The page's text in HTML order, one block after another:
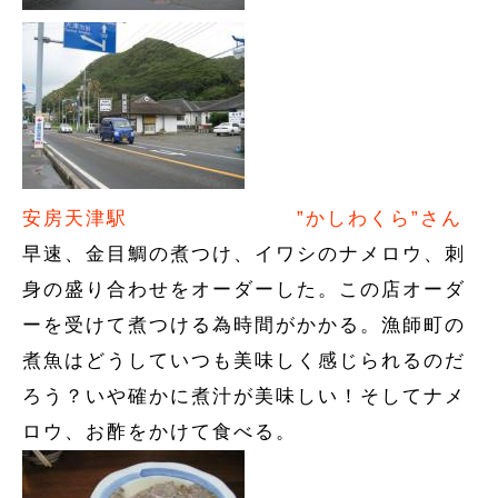
安房天津駅
”かしわくら”さん
早速、金目鯛の煮つけ、イワシのナメロウ、刺
身の盛り合わせをオーダーした。この店オーダ
ーを受けて煮つける為時間がかかる。漁師町の
煮魚はどうしていつも美味しく感じられるのだ
ろう？いや確かに煮汁が美味しい！そしてナメ
ロウ、お酢をかけて食べる。